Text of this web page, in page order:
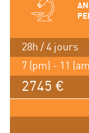
28h / 4 jours
7 (pm) - 11
2745 €